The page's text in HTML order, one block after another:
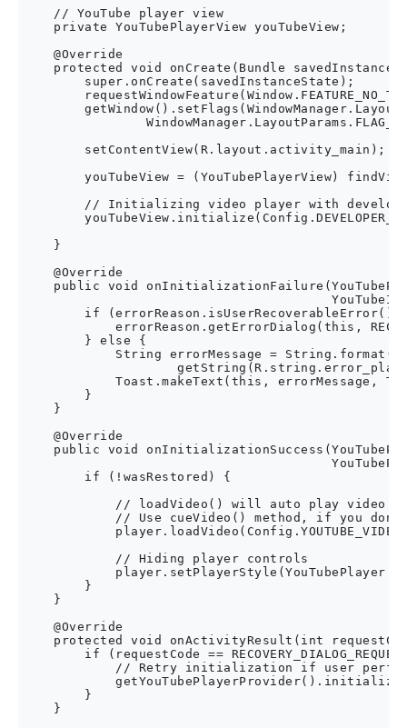
    // YouTube player view
    private YouTubePlayerView youTubeView;
    @Override
protected void onCreate(Bundle
        super.onCreate(savedInstanceState);
        setContentView(R.layout.activity_main);
youTubeView = (YouTubePlayerView)
// Initializing video player with
    }
    @Override
public void
if (errorReason.isUserRecoverableError())
errorReason.getErrorDialog(this,
        } else {
            String errorMessage = String.format(
Toast.makeText(this, errorMessage,
        }
    }
    @Override
public void
        if (!wasRestored) {
            // loadVideo() will auto play video
// Use cueVideo() method, if you
            // Hiding player controls
        }
    }
    @Override
protected void onActivityResult(int
if (requestCode ==
// Retry initialization if user
        }
    }